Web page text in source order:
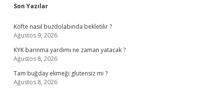
Sidebar
Son Yazılar
Köfte nasıl buzdolabında bekletilir ?
Ağustos 9, 2026
KYK barınma yardımı ne zaman yatacak ?
Ağustos 8, 2026
Tam buğday ekmeği glutensiz mi ?
Ağustos 8, 2026